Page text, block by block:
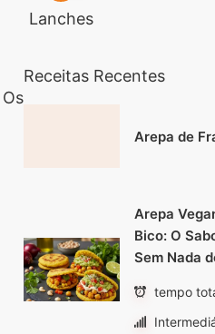
Lanches
Receitas Recentes
Arepa de
Arepa
Bico: O
Sem Nada
tempo